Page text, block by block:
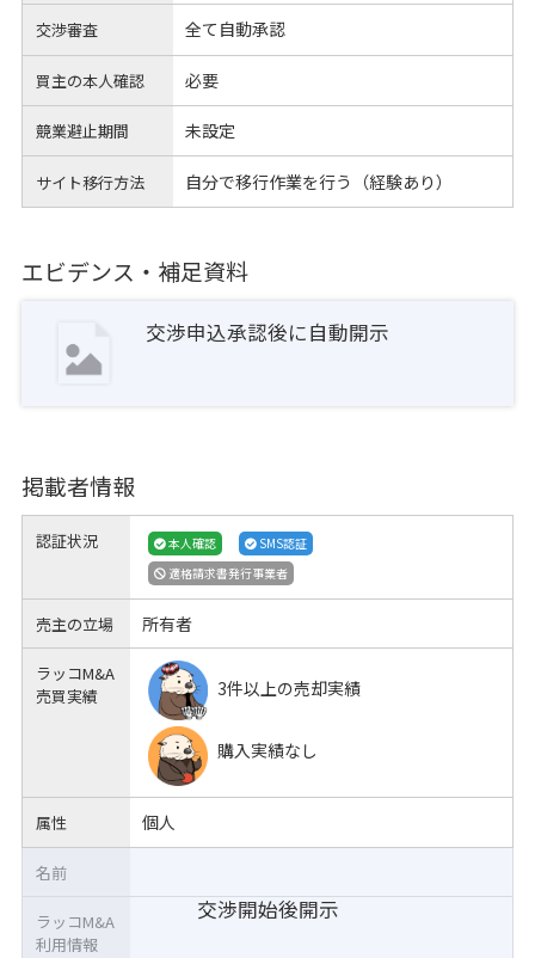
交渉審査 全て自動承認
買主の本人確認 必要
競業避止期間 未設定
サイト移行方法 自分で移行作業を行う（経験あり）
エビデンス・補足資料
交渉申込承認後に自動開示
掲載者情報
認証状況 本人確認
SMS認証
適格請求書発行事業者
売主の立場 所有者
ラッコM&A
売買実績
3件以上の売却実績
購入実績なし
属性 個人
交渉開始後開示
名前
ラッコM&A
利用情報